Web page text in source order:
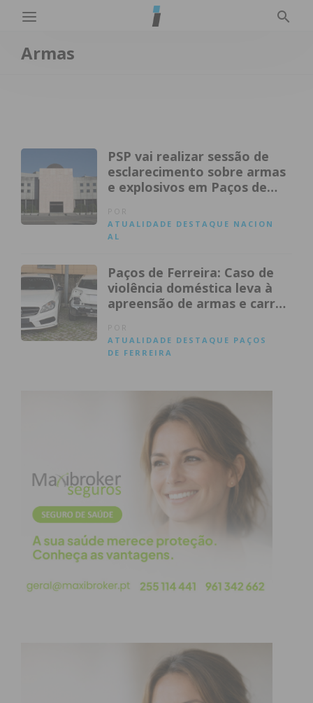
Armas
PSP vai realizar sessão de
esclarecimento sobre armas
e explosivos em Paços de
ATUALIDADE DESTAQUE NACION
AL
Paços de Ferreira: Caso de
violência doméstica leva à
apreensão de armas e carros
ATUALIDADE DESTAQUE PAÇOS
DE FERREIRA